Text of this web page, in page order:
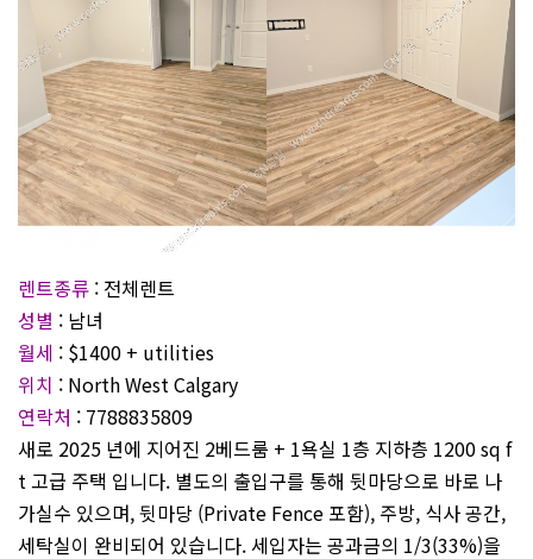
렌트종류 : 전체렌트
성별 : 남녀
월세 : $1400 + utilities
위치 : North West Calgary
연락처 : 7788835809
새로 2025 년에 지어진 2베드룸 + 1욕실 1층 지하층 1200 sq f
t 고급 주택 입니다. 별도의 출입구를 통해 뒷마당으로 바로 나
가실수 있으며, 뒷마당 (Private Fence 포함), 주방, 식사 공간,
세탁실이 완비되어 있습니다. 세입자는 공과금의 1/3(33%)을